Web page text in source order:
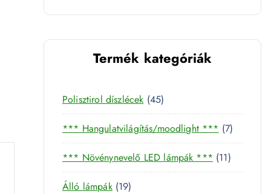
Termék kategóriák
Polisztirol díszlécek 454
5
t
e
r
*** Hangulatvilágítás/moodlight *** 77
t
e
r
*** Növénynevelő LED lámpák *** 111
1
Álló lámpák 191